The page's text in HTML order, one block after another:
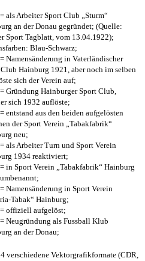
als Arbeiter Sport Club „Sturm“
an der Donau gegründet; (Quelle:
Sport Tagblatt, vom 13.04.1922);
Blau-Schwarz;
Namensänderung in Vaterländischer
Hainburg 1921, aber noch im selben
sich der Verein auf;
Gründung Hainburger Sport Club,
sich 1932 auflöste;
entstand aus den beiden aufgelösten
der Sport Verein „Tabakfabrik“
neu;
als Arbeiter Turn und Sport Verein
1934 reaktiviert;
in Sport Verein „Tabakfabrik“ Hainburg
Namensänderung in Sport Verein
Tabak“ Hainburg;
offiziell aufgelöst;
Neugründung als Fussball Klub
an der Donau;
verschiedene Vektorgrafikformate (CDR,